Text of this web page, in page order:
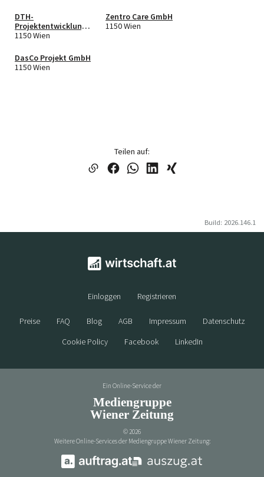
DTH-
Projektentwicklungs
-GmbH
1150 Wien
Zentro Care GmbH
1150 Wien
DasCo Projekt GmbH
1150 Wien
Teilen auf:
Build: 2026.146.1
Einloggen Registrieren
Preise FAQ Blog AGB Impressum
Datenschutz
Cookie Policy
Facebook LinkedIn
Ein Online-Service der
Mediengruppe
Wiener Zeitung
© 2026
Weitere Online-Services der Mediengruppe Wiener Zeitung: